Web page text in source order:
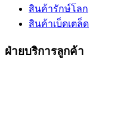
สินค้ารักษ์โลก
สินค้าเบ็ดเตล็ด
ฝ่ายบริการลูกค้า